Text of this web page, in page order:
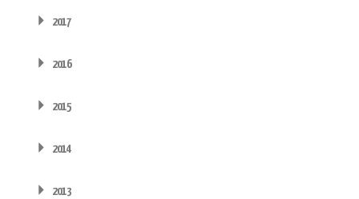
2017
2016
2015
2014
2013